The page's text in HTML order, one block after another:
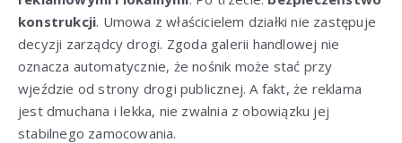
konstrukcji. Umowa z właścicielem działki nie zastępuje
decyzji zarządcy drogi. Zgoda galerii handlowej nie
oznacza automatycznie, że nośnik może stać przy
wjeździe od strony drogi publicznej. A fakt, że reklama
jest dmuchana i lekka, nie zwalnia z obowiązku jej
stabilnego zamocowania.